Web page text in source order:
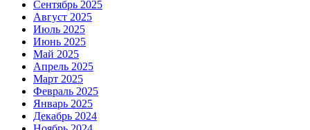
Сентябрь 2025
Август 2025
Июль 2025
Июнь 2025
Май 2025
Апрель 2025
Март 2025
Февраль 2025
Январь 2025
Декабрь 2024